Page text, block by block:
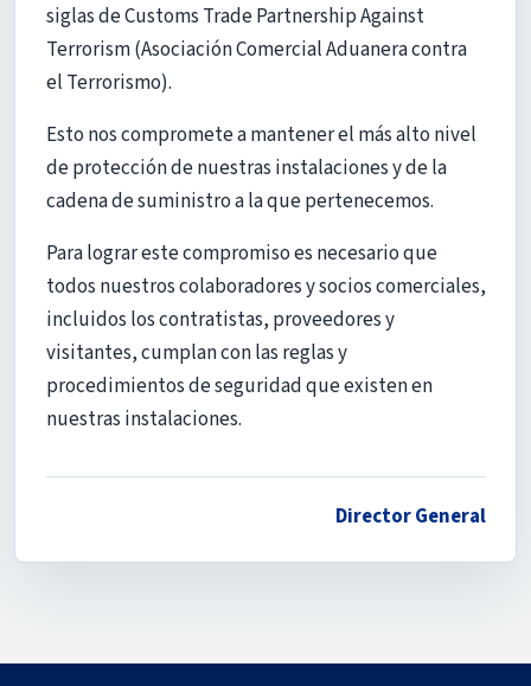
siglas de Customs Trade Partnership Against
Terrorism (Asociación Comercial Aduanera contra
el Terrorismo).
Esto nos compromete a mantener el más alto nivel
de protección de nuestras instalaciones y de la
cadena de suministro a la que pertenecemos.
Para lograr este compromiso es necesario que
todos nuestros colaboradores y socios comerciales,
incluidos los contratistas, proveedores y
visitantes, cumplan con las reglas y
procedimientos de seguridad que existen en
nuestras instalaciones.
Director General